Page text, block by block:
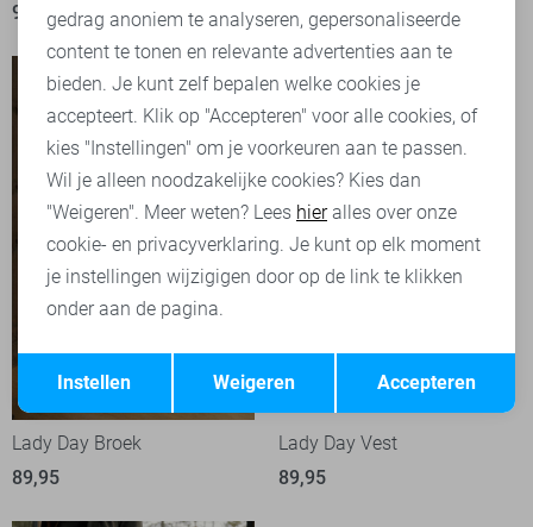
99,95
79,95
Lady Day Broek
89,95
Lady Day Vest
89,95
Marketing cookies
Terug Opslaan
gedrag anoniem te analyseren, gepersonaliseerde
content te tonen en relevante advertenties aan te
bieden. Je kunt zelf bepalen welke cookies je
accepteert. Klik op "Accepteren" voor alle cookies, of
kies "Instellingen" om je voorkeuren aan te passen.
Wil je alleen noodzakelijke cookies? Kies dan
"Weigeren". Meer weten? Lees hieralles over onze
cookie- en privacyverklaring. Je kunt op elk moment
je instellingen wijzigigen door op de link te klikken
onder aan de pagina.
Accepteren
Weigeren
Instellen